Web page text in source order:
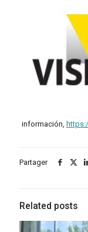
información,
Partager
Related posts